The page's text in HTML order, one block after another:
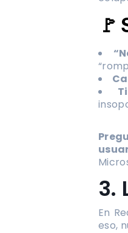
🚩
3.
En
eso,